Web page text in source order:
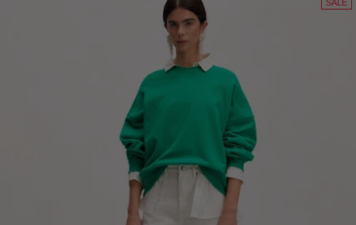
SALE